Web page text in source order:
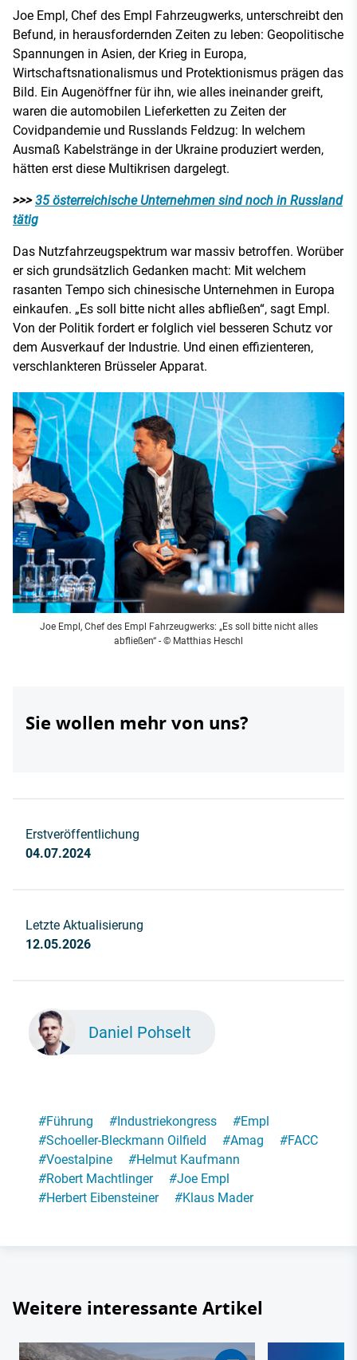
Joe Empl, Chef des Empl Fahrzeugwerks, unterschreibt den
Befund, in herausfordernden Zeiten zu leben: Geopolitische
Spannungen in Asien, der Krieg in Europa,
Wirtschaftsnationalismus und Protektionismus prägen das
Bild. Ein Augenöffner für ihn, wie alles ineinander greift,
waren die automobilen Lieferketten zu Zeiten der
Covidpandemie und Russlands Feldzug: In welchem
Ausmaß Kabelstränge in der Ukraine produziert werden,
hätten erst diese Multikrisen dargelegt.
>>>35 österreichische Unternehmen sind noch in Russland
tätig
Das Nutzfahrzeugspektrum war massiv betroffen. Worüber
er sich grundsätzlich Gedanken macht: Mit welchem
rasanten Tempo sich chinesische Unternehmen in Europa
einkaufen. „Es soll bitte nicht alles abfließen“, sagt Empl.
Von der Politik fordert er folglich viel besseren Schutz vor
dem Ausverkauf der Industrie. Und einen effizienteren,
verschlankteren Brüsseler Apparat.
Joe Empl, Chef des Empl Fahrzeugwerks: „Es soll bitte nicht alles
abfließen“ - © Matthias Heschl
Sie wollen mehr von uns?
Erstveröffentlichung
04.07.2024
Letzte Aktualisierung
12.05.2026
Daniel Pohselt
#Führung #Industriekongress #Empl
#Schoeller-Bleckmann Oilfield #Amag #FACC
#Voestalpine #Helmut Kaufmann
#Robert Machtlinger #Joe Empl
#Herbert Eibensteiner #Klaus Mader
Weitere interessante Artikel